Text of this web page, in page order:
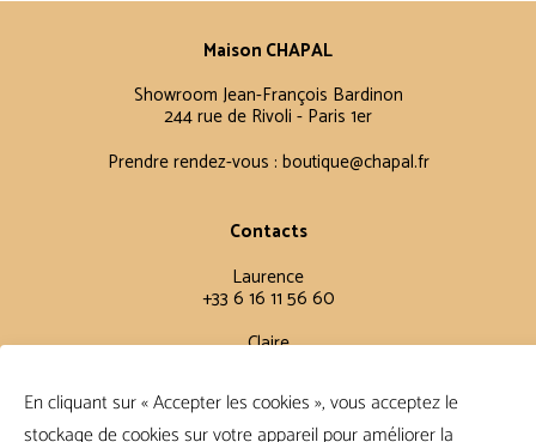
En cliquant sur « Accepter les cookies », vous acceptez le
stockage de cookies sur votre appareil pour améliorer la
Maison CHAPAL
Showroom Jean-François Bardinon
244 rue de Rivoli - Paris 1er
Prendre rendez-vous : boutique@chapal.fr
Contacts
Laurence
+33 6 16 11 56 60
Claire
Conditions Générales